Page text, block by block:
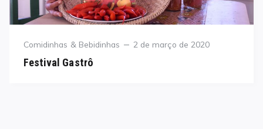
Category
Comidinhas & Bebidinhas
Posted
2 de março de 2020
Festival Gastrô